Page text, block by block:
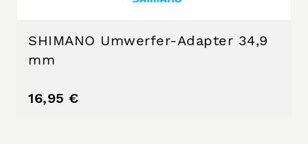
SHIMANO Umwerfer-Adapter 34,9
mm
16,95 €